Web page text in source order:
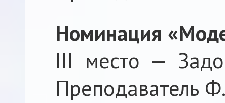
Номинация
III место —
Преподаватель